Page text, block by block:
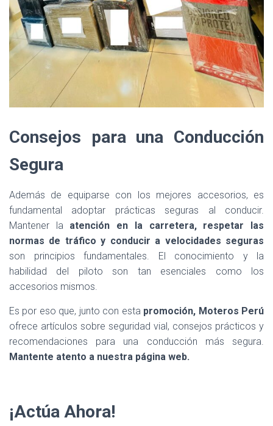
Consejos para una Conducción
Segura
Además de equiparse con los mejores accesorios, es
fundamental adoptar prácticas seguras al conducir.
Mantener la atención en la carretera, respetar las
normas de tráfico y conducir a velocidades seguras
son principios fundamentales. El conocimiento y la
habilidad del piloto son tan esenciales como los
accesorios mismos.
Es por eso que, junto con esta promoción, Moteros Perú
ofrece artículos sobre seguridad vial, consejos prácticos y
recomendaciones para una conducción más segura.
Mantente atento a nuestra página web.
¡Actúa Ahora!